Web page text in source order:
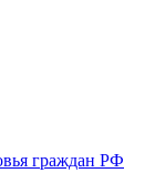
граждан РФ